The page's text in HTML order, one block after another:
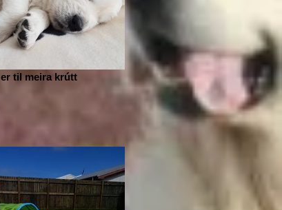
er til meira krútt